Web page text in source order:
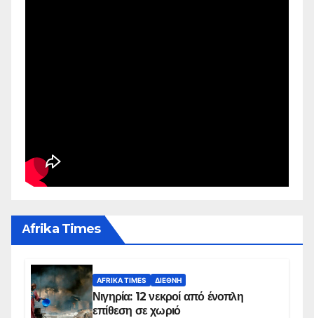
Αfrika Times
AFRIKA TIMES ΔΙΕΘΝΉ
Νιγηρία: 12 νεκροί από ένοπλη
επίθεση σε χωριό